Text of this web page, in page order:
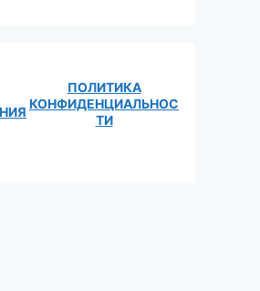
ПОЛИТИКА
КОНФИДЕНЦИАЛЬНОС
ТИ